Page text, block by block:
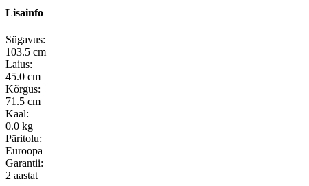
Lisainfo
Sügavus:
103.5 cm
Laius:
45.0 cm
Kõrgus:
71.5 cm
Kaal:
0.0 kg
Päritolu:
Euroopa
Garantii:
2 aastat